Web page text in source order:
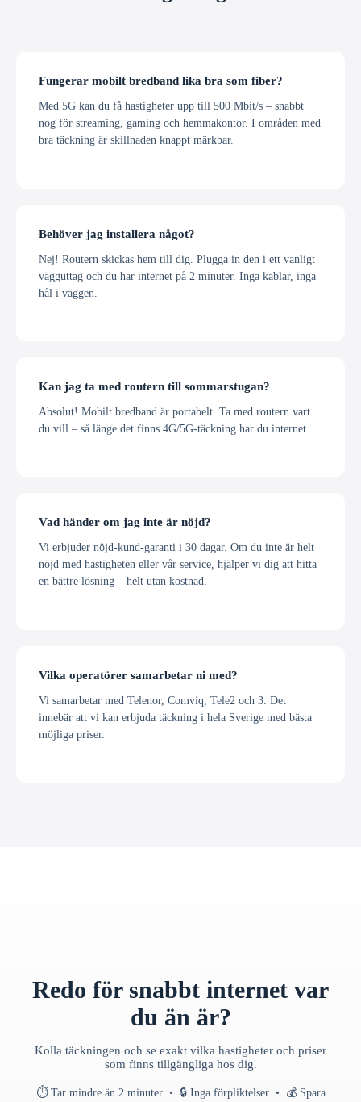
Fungerar mobilt bredband lika bra som fiber?
Med 5G kan du få hastigheter upp till 500 Mbit/s – snabbt
nog för streaming, gaming och hemmakontor. I områden med
bra täckning är skillnaden knappt märkbar.
Behöver jag installera något?
Nej! Routern skickas hem till dig. Plugga in den i ett vanligt
vägguttag och du har internet på 2 minuter. Inga kablar, inga
hål i väggen.
Kan jag ta med routern till sommarstugan?
Absolut! Mobilt bredband är portabelt. Ta med routern vart
du vill – så länge det finns 4G/5G-täckning har du internet.
Vad händer om jag inte är nöjd?
Vi erbjuder nöjd-kund-garanti i 30 dagar. Om du inte är helt
nöjd med hastigheten eller vår service, hjälper vi dig att hitta
en bättre lösning – helt utan kostnad.
Vilka operatörer samarbetar ni med?
Vi samarbetar med Telenor, Comviq, Tele2 och 3. Det
innebär att vi kan erbjuda täckning i hela Sverige med bästa
möjliga priser.
Redo för snabbt internet var
du än är?
Kolla täckningen och se exakt vilka hastigheter och priser
som finns tillgängliga hos dig.
⏱ Tar mindre än 2 minuter • 🔒 Inga förpliktelser • 💰 Spara